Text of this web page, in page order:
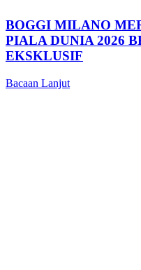
BOGGI MILANO
PIALA DUNIA 2026
EKSKLUSIF
Bacaan Lanjut